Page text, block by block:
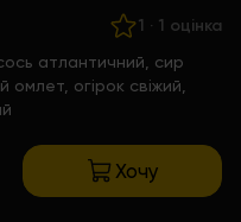
1 · 1 оцінка
атлантичний, сир
омлет, огірок свіжий,
Хочу